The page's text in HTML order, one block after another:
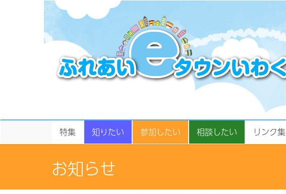
特集 知りたい 参加したい 相談したい リンク集
お知らせ